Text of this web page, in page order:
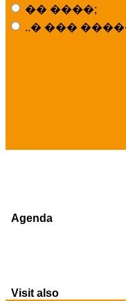
�� ����;
..� ���
Agenda
Visit also